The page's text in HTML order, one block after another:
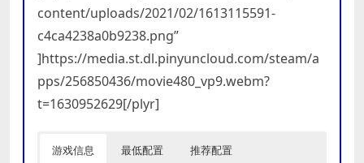
content/uploads/2021/02/1613115591-
c4ca4238a0b9238.png”
]https://media.st.dl.pinyuncloud.com/steam/a
pps/256850436/movie480_vp9.webm?
t=1630952629[/plyr]
游戏信息 最低配置 推荐配置